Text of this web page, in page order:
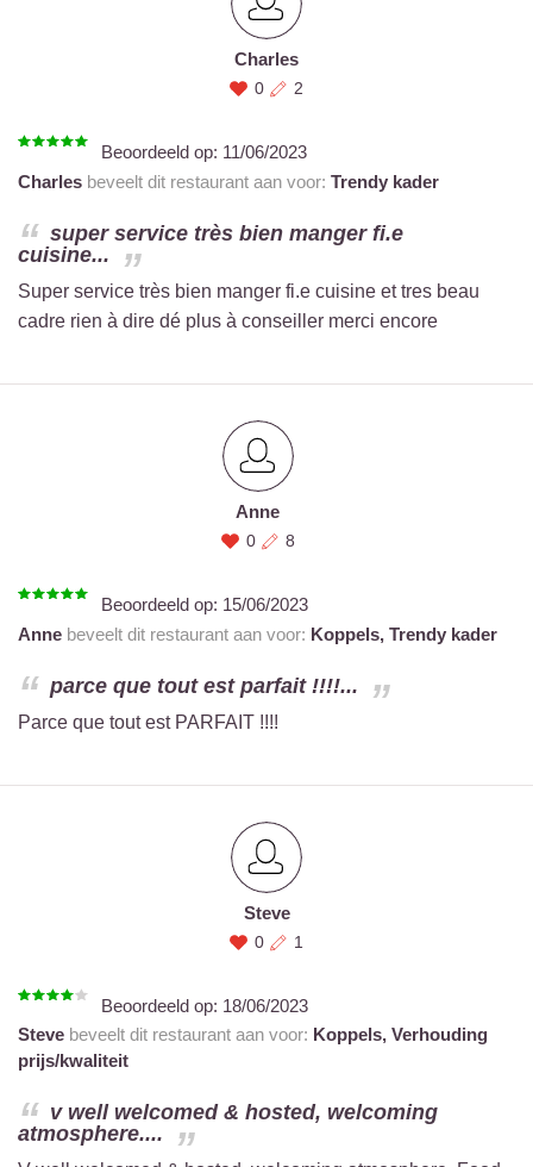
Charles
0 2
Beoordeeld op: 11/06/2023
Charles beveelt dit restaurant aan voor: Trendy kader
super service très bien manger fi.e
cuisine...
Super service très bien manger fi.e cuisine et tres beau
cadre rien à dire dé plus à conseiller merci encore
Anne
0 8
Beoordeeld op: 15/06/2023
Anne beveelt dit restaurant aan voor: Koppels, Trendy kader
parce que tout est parfait !!!!...
Parce que tout est PARFAIT !!!!
Steve
0 1
Beoordeeld op: 18/06/2023
Steve beveelt dit restaurant aan voor: Koppels, Verhouding
prijs/kwaliteit
v well welcomed & hosted, welcoming
atmosphere....